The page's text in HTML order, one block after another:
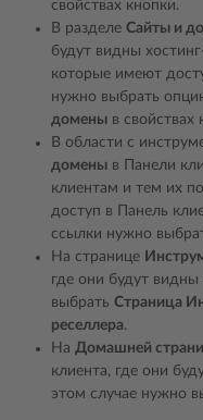
свойствах кнопки.
В разделе Сайты и
будут видны
которые имеют
нужно выбрать
домены в свойствах
В области с
домены в Панели
клиентам и тем их
доступ в Панель
ссылки нужно
На странице
где они будут
выбрать Страница
реселлера.
На Домашней
клиента, где они
этом случае нужно